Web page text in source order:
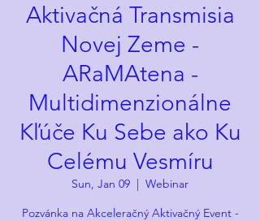
Aktivačná Transmisia
Novej Zeme -
ARaMAtena -
Multidimenzionálne
Kľúče Ku Sebe ako Ku
Celému Vesmíru
Sun, Jan 09
  |
Webinar
Pozvánka na Akceleračný Aktivačný Event -